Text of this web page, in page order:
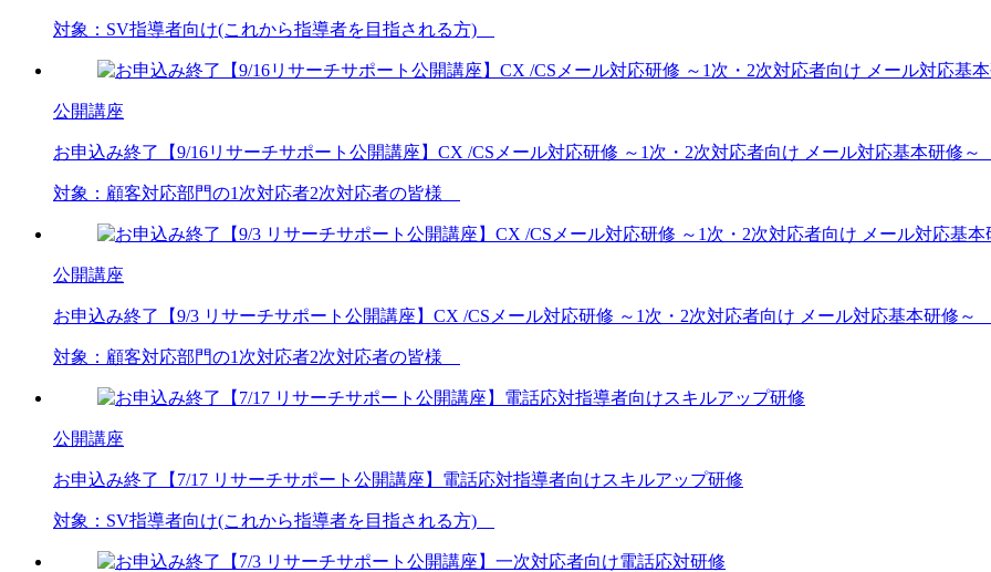
対象： SV指導者向け(これから指導者を目指される方)
公開講座
お申込み終了 【9/16リサーチサポート公開講座】CX /CSメール対応研修 ～1次・2次対応者向け メール対応基本研修
対象： 顧客対応部門の1次対応者2次対応者の皆様
公開講座
お申込み終了 【9/3 リサーチサポート公開講座】CX /CSメール対応研修 ～1次・2次対応者向け メール対応基本研修
対象： 顧客対応部門の1次対応者2次対応者の皆様
公開講座
お申込み終了 【7/17 リサーチサポート公開講座】電話応対指導者向けスキルアップ研修
対象： SV指導者向け(これから指導者を目指される方)